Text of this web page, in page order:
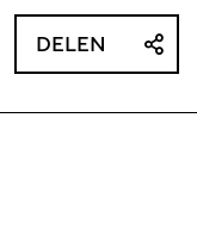
DELEN